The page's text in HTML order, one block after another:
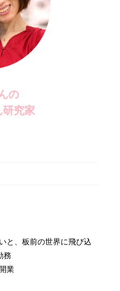
の
究家
と、板前の世界に飛び込
務
業